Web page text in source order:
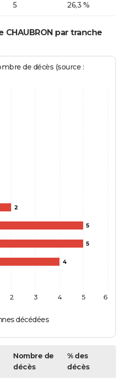
5 26,3 %
par tranche
de décès (source :
2
5
5
4
décédées
2 3 4 5 6
Nombre de
décès
% des
décès